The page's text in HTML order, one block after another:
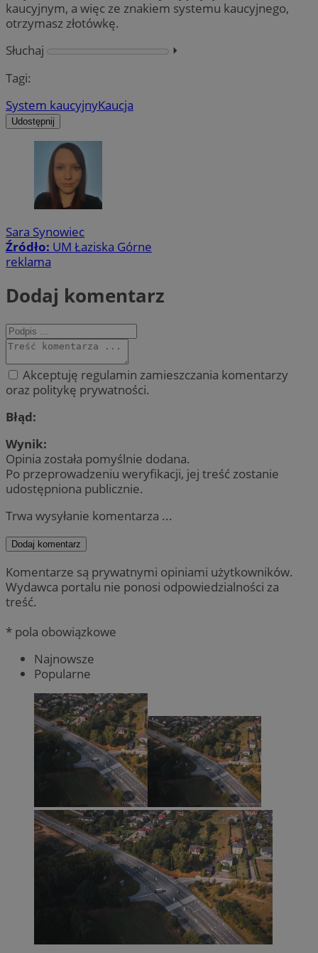
kaucyjnym, a więc ze znakiem systemu kaucyjnego,
otrzymasz złotówkę.
Słuchaj
⏵︎
Tagi:
System kaucyjnyKaucja
Udostępnij
Sara Synowiec
Źródło: UM Łaziska Górne
reklama
Dodaj komentarz
Akceptuję regulamin zamieszczania komentarzy
oraz politykę prywatności.
Błąd:
Wynik:
Opinia została pomyślnie dodana.
Po przeprowadzeniu weryfikacji, jej treść zostanie
udostępniona publicznie.
Trwa wysyłanie komentarza ...
Dodaj komentarz
Komentarze są prywatnymi opiniami użytkowników.
Wydawca portalu nie ponosi odpowiedzialności za
treść.
* pola obowiązkowe
Najnowsze
Popularne